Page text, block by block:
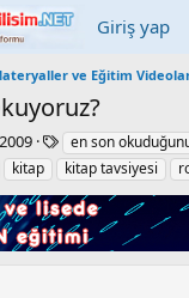
Giriş yap
ve Eğitim
E
t
i
k
e
t
en son
kitap kitap tavsiyesi